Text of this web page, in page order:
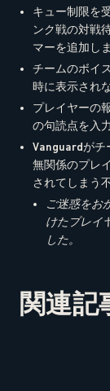
キュー制限を
ンク戦の対戦
マーを追加し
チームのボイ
時に表示され
プレイヤーの
の句読点を入
Vanguardがチ
無関係のプレ
されてしまう
ご迷惑をお
けたプレイ
した。
関連記